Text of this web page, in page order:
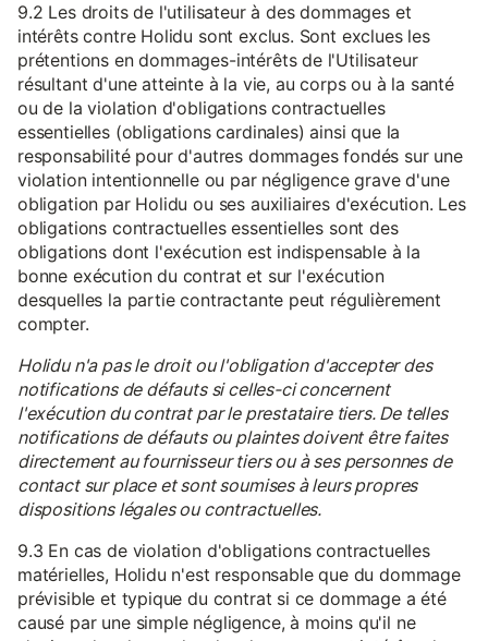
9.2 Les droits de l'utilisateur à des dommages et
intérêts contre Holidu sont exclus. Sont exclues les
prétentions en dommages-intérêts de l'Utilisateur
résultant d'une atteinte à la vie, au corps ou à la santé
ou de la violation d'obligations contractuelles
essentielles (obligations cardinales) ainsi que la
responsabilité pour d'autres dommages fondés sur une
violation intentionnelle ou par négligence grave d'une
obligation par Holidu ou ses auxiliaires d'exécution. Les
obligations contractuelles essentielles sont des
obligations dont l'exécution est indispensable à la
bonne exécution du contrat et sur l'exécution
desquelles la partie contractante peut régulièrement
compter.
Holidu n'a pas le droit ou l'obligation d'accepter des
notifications de défauts si celles-ci concernent
l'exécution du contrat par le prestataire tiers. De telles
notifications de défauts ou plaintes doivent être faites
directement au fournisseur tiers ou à ses personnes de
contact sur place et sont soumises à leurs propres
dispositions légales ou contractuelles.
9.3 En cas de violation d'obligations contractuelles
matérielles, Holidu n'est responsable que du dommage
prévisible et typique du contrat si ce dommage a été
causé par une simple négligence, à moins qu'il ne